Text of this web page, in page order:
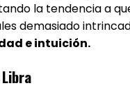
la tendencia a
demasiado
e intuición.